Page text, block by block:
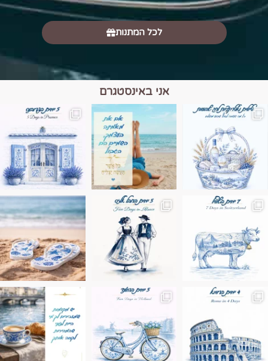
לכל המתנות
אני באינסטגרם
הם הגבול 💙🩵
בחבל אלזס צרפת
בחופשה שבו הכל נהיה פשוט יותר. החול, הי
Instagram post
Instagram post 17994326828955248